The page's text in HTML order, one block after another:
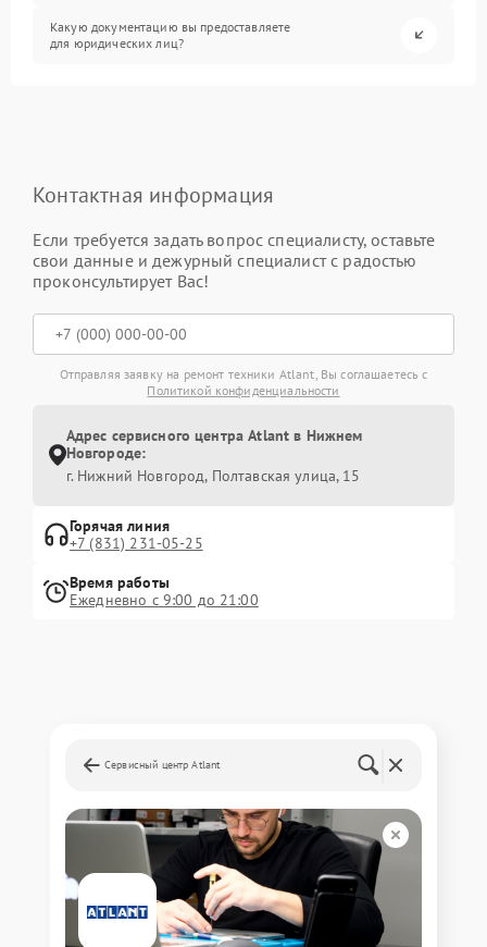
Какую документацию вы предоставляете
для юридических лиц?
Контактная информация
Если требуется задать вопрос специалисту, оставьте
свои данные и дежурный специалист с радостью
проконсультирует Вас!
Отправляя заявку на ремонт техники Atlant, Вы соглашаетесь с
Политикой конфиденциальности
Адрес сервисного центра Atlant в Нижнем
Новгороде:
г. Нижний Новгород, Полтавская улица, 15
Горячая линия
+7 (831) 231-05-25
Время работы
Ежедневно с 9:00 до 21:00
Сервисный центр Atlant